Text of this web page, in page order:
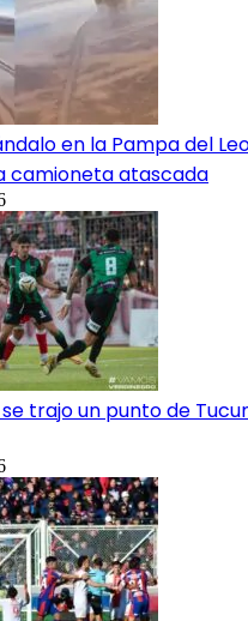
en la Pampa del
camioneta atascada
trajo un punto de